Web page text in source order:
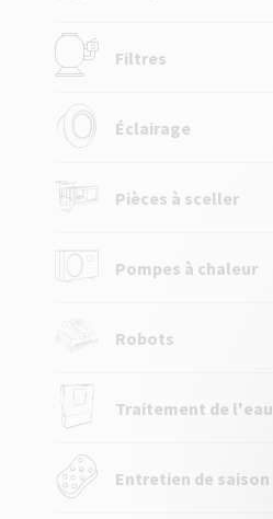
Filtres
Éclairage
Pièces à sceller
Pompes à chaleur
Robots
Traitement de l'eau
Entretien de saison